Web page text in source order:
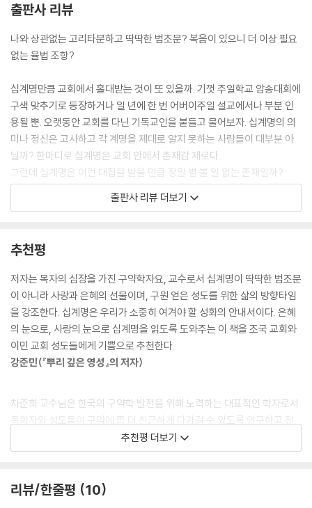
농경 생활을 막 시작한 이스라엘 백성은 그동안 섬겨 왔던 여호와 하나님
과 농사를 주관한다는 바알 신을 함께 섬기는 죄를 범하게 되었습니다. 기
존의 신앙을 버리지 않은 상태에서 새로운 신을 받아들여 양쪽을 모두 섬
합니다. 겉으로 보기에 이러한 종교혼합주의는 매우 합리적인 것으로 보였
습니다. 전통적인 신 여호와께 도리를 다하는 동시에, 새로운 신 바알도 섬
길 수 있기 때문입니다. 종교혼합주의는 삶의 풍요와 안정을 약속하는 것
처럼 보였습니다. 그래서 이 시기에 이스라엘 백성은 대부분 여호와와 바
알을 모두 섬기고 있었습니다. --- 제 1계명, 코람데오의 진기
주일은 인간이 스스로 자존(自存)하려는 유혹에서 벗어나 영원한 피조물
로 창조주 앞에 겸손하게 서는 날입니다. 우리의 삶은 자신의 능력과 노력
으로만 사는 것이 아닙니다. 인간은 제각각 열심히 노력하고 살지만 일의
다. 창조주 앞에 자신을 겸손하게 세우는 것! 이것이 바로 안식하는 날입니
과 함께. --- 제 4계명, ‘주일은 놉니다’, 주님과 함께
제 5계명에 해당되는 사람은 부모님의 권위와 통제 아래 놓여 있는 어린
자녀가 아닙니다. 이 계명의 대상은 더 이상 부모의 통제를 받지 않을 뿐만
아니라, 어쩌면 모든 면에서 부모들을 능가하는 성년이 된 자식들입니다.
성인이 된 자녀들에게 하찮은 존재나 짐스러운 존재로 간주될 수도 있는
통제할 수 없습니다. 그분들은 자식들보다 더 약하고 가난한 가족 구성원
으로 전락한 연로한 노인들입니다. 따라서 사회적 약자로 전락한 부모는
가족의 울타리를 벗어나서는 생존 자체가 위협을 받았습니다. 고대 이스라
엘 사회에서 가정 밖에서는 이들을 위한 그 어떤 노후 대책도 마련되어 있
사실 인간의 소유물(재산)은 그 자체가 중요한 것이 아니라 그것으로 인간
출판사 리뷰
나와 상관없는 고리타분하고 딱딱한 법조문? 복음이 있으니 더 이상 필요
없는 율법 조항?
십계명만큼 교회에서 홀대받는 것이 또 있을까. 기껏 주일학교 암송대회에
구색 맞추기로 등장하거나 일 년에 한 번 어버이주일 설교에서나 부분 인
용될 뿐. 오랫동안 교회를 다닌 기독교인을 붙들고 물어보자. 십계명의 의
미나 정신은 고사하고 각 계명을 제대로 알지 못하는 사람들이 대부분 아
닐까? 한마디로 십계명은 교회 안에서 존재감 제로다.
그런데 십계명은 이런 대접을 받을 만큼 정말 별 볼 일 없는 존재일까?
이 십계명의 명예 회복을 위해 이 시대 최고의 구약학자 차준희 교수가 나
박혀 있던 십계명을 우리 삶 속으로 불러올 테니.
저자 차준희 교수는 “십계명이야말로 기독교 신앙의 핵심을 담고 있다”고
강조하며, 복음을 받았으므로 율법은 폐기되어야 한다는 생각은 오해라고
역설한다. 즉, 하나님께서는 이스라엘 백성에게 ‘구원의 조건’으로 십계명
을 주신 것이 아니라, 이미 구원 받은 그들이 하나님의 백성답게 사는 법을
알려주기 위해 십계명을 주셨다는 것이다. 그것은 ‘은혜의 상징’이며 하나
저자가 들려주는 십계명의 의미와 정신은, 놀라울 만큼 생생하게 우리 삶
오늘날에도 풍요의 신 바알에게 마음을 뺏긴 자신의 백성에게 유일한 사랑
터, 스스로 욕심을 거두는 신앙의 최고 경지인 10계명. 그 사이에는 공동체
출판사 리뷰 더보기
추천평
저자는 목자의 심장을 가진 구약학자요, 교수로서 십계명이 딱딱한 법조문
이 아니라 사랑과 은혜의 선물이며, 구원 얻은 성도를 위한 삶의 방향타임
을 강조한다. 십계명은 우리가 소중히 여겨야 할 성화의 안내서이다. 은혜
의 눈으로, 사랑의 눈으로 십계명을 읽도록 도와주는 이 책을 조국 교회와
이민 교회 성도들에게 기쁨으로 추천한다.
강준민(『뿌리 깊은 영성』의 저자)
차준희 교수님은 한국의 구약학 발전을 위해 노력하는 대표적인 학자로서
목회자와 성도들이 구약에 좀 더 친근하게 다가갈 수 있도록 연구하고 전
파하는 사역을 감당하고 있습니다. 그동안 십계명을 연구한 결과를 쉽고
재미있게 풀어서 몇몇 교회에서 특강을 진행했으며, 그 내용을 바탕으로
합니다.
추천평 더보기
리뷰/한줄평 10